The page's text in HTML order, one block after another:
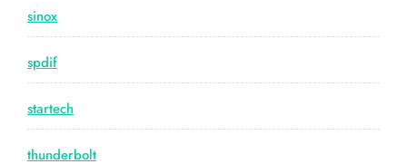
sinox
spdif
startech
thunderbolt